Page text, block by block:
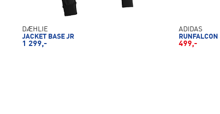
DÆHLIE
JACKET BASE JR
1 299,-
ADIDAS
RUNFALCON
499,-